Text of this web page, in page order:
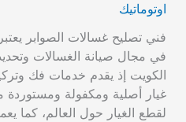
اوتوماتيك
فني تصليح غسالات الصوابر
في مجال صيانة الغسالات
الكويت إذ يقدم خدمات فك
غيار أصلية ومكفولة
لقطع الغيار حول العالم، كما